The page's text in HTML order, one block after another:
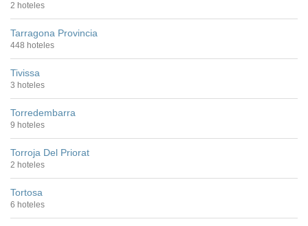
2 hoteles
Tarragona Provincia
448 hoteles
Tivissa
3 hoteles
Torredembarra
9 hoteles
Torroja Del Priorat
2 hoteles
Tortosa
6 hoteles